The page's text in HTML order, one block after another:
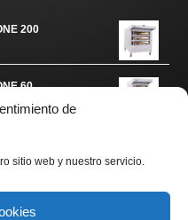
de
sitio web y nuestro servicio.
200
60